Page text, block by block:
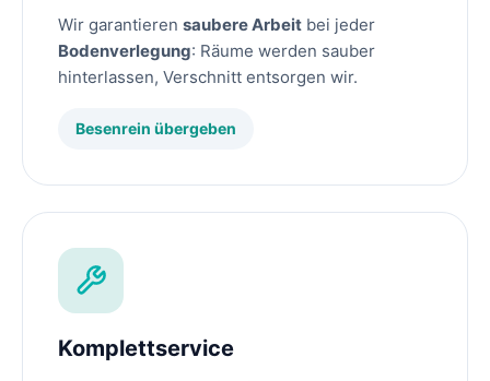
Wir garantieren saubere Arbeit bei jeder
Bodenverlegung: Räume werden sauber
hinterlassen, Verschnitt entsorgen wir.
Besenrein übergeben
Komplettservice